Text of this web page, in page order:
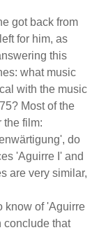
got back from
for him, as
this
what music
with the music
Most of the
the film:
do
'Aguirre I' and
are very similar,
know of 'Aguirre
conclude that